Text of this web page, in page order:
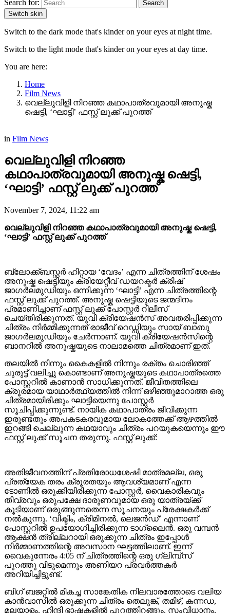
Search for:
Search
Switch skin
Switch to the dark mode that's kinder on your eyes at night time.
Switch to the light mode that's kinder on your eyes at day time.
You are here:
Home
Film News
വെല്ലുവിളി നിറഞ്ഞ കഥാപാത്രവുമായി അനുഷ്ക
ഷെട്ടി, ‘ഘാട്ടി’ ഫസ്റ്റ് ലുക്ക് പുറത്ത്
in Film News
വെല്ലുവിളി നിറഞ്ഞ
കഥാപാത്രവുമായി അനുഷ്ക ഷെട്ടി,
‘ഘാട്ടി’ ഫസ്റ്റ് ലുക്ക് പുറത്ത്
November 7, 2024, 11:22 am
വെല്ലുവിളി നിറഞ്ഞ കഥാപാത്രവുമായി അനുഷ്ക ഷെട്ടി,
‘ഘാട്ടി’ ഫസ്റ്റ് ലുക്ക് പുറത്ത്
ബ്ലോക്ക്ബസ്റ്റർ ഹിറ്റായ ‘വേദം’ എന്ന ചിത്രത്തിന് ശേഷം
അനുഷ്ക ഷെട്ടിയും ക്രിയേറ്റീവ് ഡയറക്ടർ ക്രിഷ്
ജാഗർലമുഡിയും ഒന്നിക്കുന്ന ‘ഘാട്ടി’ എന്ന ചിത്രത്തിന്റെ
ഫസ്റ്റ് ലുക്ക് പുറത്ത്. അനുഷ്ക ഷെട്ടിയുടെ ജന്മദിനം
പ്രമാണിച്ചാണ് ഫസ്റ്റ് ലുക്ക് പോസ്റ്റർ റിലീസ്
ചെയ്തിരിക്കുന്നത്. യുവി ക്രിയേഷൻസ് അവതരിപ്പിക്കുന്ന
ചിത്രം നിർമ്മിക്കുന്നത് രാജീവ് റെഡ്ഡിയും സായ് ബാബു
ജാഗർലമുഡിയും ചേർന്നാണ്. യുവി ക്രിയേഷൻസിന്റെ
ബാനറിൽ അനുഷ്കയുടെ നാലാമത്തെ ചിത്രമാണ് ഇത്.
തലയിൽ നിന്നും കൈകളിൽ നിന്നും രക്തം ചൊരിഞ്ഞ്
ചുരുട്ട് വലിച്ചു കൊണ്ടാണ് അനുഷ്കയുടെ കഥാപാത്രത്തെ
പോസ്റ്ററിൽ കാണാൻ സാധിക്കുന്നത്. ജീവിതത്തിലെ
ക്രൂരമായ യാഥാർത്ഥ്യത്തിൽ നിന്ന് ഒഴിഞ്ഞുമാറാത്ത ഒരു
ചിത്രമായിരിക്കും ഘാട്ടിയെന്നു പോസ്റ്റർ
സൂചിപ്പിക്കുന്നുണ്ട്. നായിക കഥാപാത്രം ജീവിക്കുന്ന
ഇരുണ്ടതും അപകടകരവുമായ ലോകത്തേക്ക് ആഴത്തിൽ
ഇറങ്ങി ചെല്ലുന്ന കഥയാവും ചിത്രം പറയുകയെന്നും ഈ
ഫസ്റ്റ് ലുക്ക് സൂചന തരുന്നു. ഫസ്റ്റ് ലുക്ക്:
അതിജീവനത്തിന് പ്രതിരോധശേഷി മാത്രമല്ല, ഒരു
പ്രത്യേക തരം ക്രൂരതയും ആവശ്യമാണ് എന്ന
ടോണിൽ ഒരുക്കിയിരിക്കുന്ന പോസ്റ്റർ, വൈകാരികവും
തീവ്രവും ഒരുപക്ഷേ ദാരുണവുമായ ഒരു യാത്രയ്ക്ക്
കൂടിയാണ് ഒരുങ്ങുന്നതെന്ന സൂചനയും പ്രേക്ഷകർക്ക്
നൽകുന്നു. ‘വിക്ടിം, ക്രിമിനൽ, ലെജൻഡ്’ എന്നാണ്
പോസ്റ്ററിൽ ഉപയോഗിച്ചിരിക്കുന്ന ടാഗ്‌ലൈൻ. ഒരു വമ്പൻ
ആക്ഷൻ ത്രില്ലറായി ഒരുക്കുന്ന ചിത്രം ഇപ്പോൾ
നിർമ്മാണത്തിന്റെ അവസാന ഘട്ടത്തിലാണ്. ഇന്ന്
വൈകുന്നേരം 4:05 ന് ചിത്രത്തിന്റെ ഒരു ഗ്ലിമ്പ്സ്
പുറത്തു വിടുമെന്നും അണിയറ പ്രവർത്തകർ
അറിയിച്ചിട്ടുണ്ട്.
ബിഗ് ബജറ്റിൽ മികച്ച സാങ്കേതിക നിലവാരത്തോടെ വലിയ
കാൻവാസിൽ ഒരുക്കുന്ന ചിത്രം തെലുങ്ക്, തമിഴ്, കന്നഡ,
മലയാളം, ഹിന്ദി ഭാഷകളിൽ പുറത്തിറങ്ങും. സംവിധാനം,